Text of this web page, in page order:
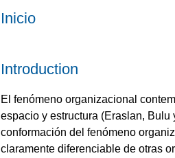
Inicio
Introduction
El fenómeno organizacional
espacio y estructura (Eraslan,
conformación del fenómeno
claramente diferenciable de otras